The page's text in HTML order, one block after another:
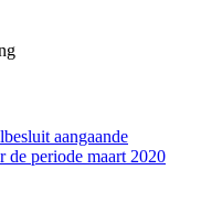
aangaande
de periode maart 2020